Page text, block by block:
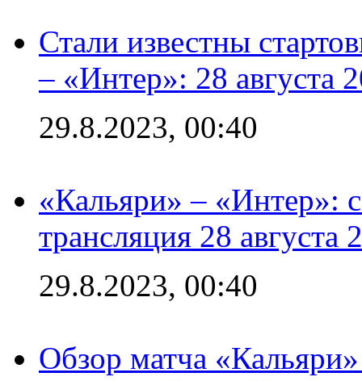
Стали известны
– «Интер»: 28 августа
29.8.2023, 00:40
«Кальяри» – «Интер»:
трансляция 28 августа
29.8.2023, 00:40
Обзор матча